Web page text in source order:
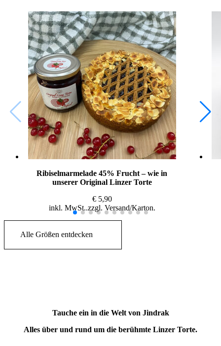
Ribiselmarmelade 45% Frucht – wie in
unserer Original Linzer Torte
€5,90
inkl. MwSt. zzgl. Versand
Alle Größen entdecken
Tauche ein in die Welt von Jindrak
Alles über und rund um die berühmte Linzer Torte.